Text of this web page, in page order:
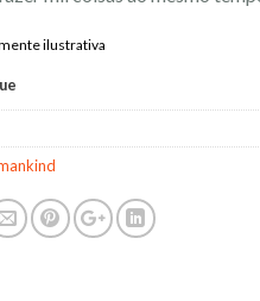
ilustrativa